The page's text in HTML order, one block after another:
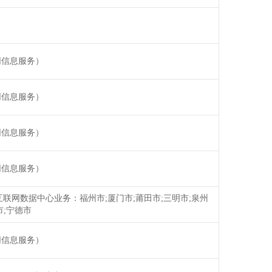
息服务）
息服务）
息服务）
息服务）
网数据中心业务：福州市;厦门市;莆田市;三明市;泉州
;宁德市
息服务）